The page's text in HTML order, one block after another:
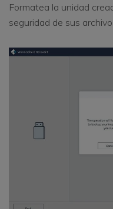
Formatea la unidad
seguridad de sus